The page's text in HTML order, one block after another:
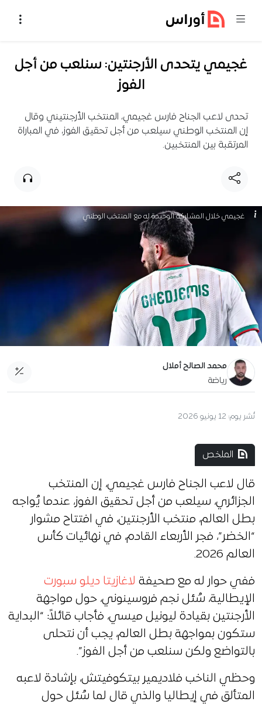
غجيمي يتحدى الأرجنتين: سنلعب من أجل
الفوز
تحدى لاعب الجناح فارس غجيمي، المنتخب الأرجنتيني وقال
إن المنتخب الوطني سيلعب من أجل تحقيق الفوز، في المباراة
المرتقبة بين المنتخبين.
غجيمي خلال المشاركة الوحيدة له مع المنتخب الوطني
محمد الصالح أملال
رياضة
نُشر يوم: 12 يونيو 2026
الملخص
قال لاعب الجناح فارس غجيمي، إن المنتخب
الجزائري، سيلعب من أجل تحقيق الفوز، عندما يُواجه
بطل العالم، منتخب الأرجنتين، في افتتاح مشوار
“الخضر”، فجر الأربعاء القادم، في نهائيات كأس
العالم 2026.
ففي حوار له مع صحيفة لاغازيتا ديلو سبورت
الإيطالية، سُئل نجم فروسينوني، حول مواجهة
الأرجنتين بقيادة ليونيل ميسي، فأجاب قائلاً: “البداية
ستكون بمواجهة بطل العالم، يجب أن نتحلى
بالتواضع ولكن سنلعب من أجل الفوز”.
وحظي الناخب فلاديمير بيتكوفيتش، بإشادة لاعبه
المتألق في إيطاليا والذي قال لما سُئل حول